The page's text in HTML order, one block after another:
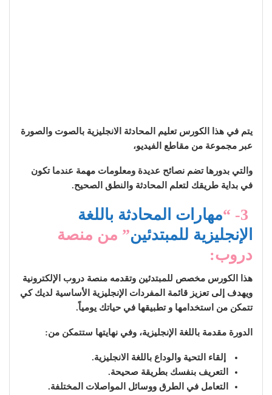
يتم في هذا الكورس تعليم المحادثة الانجليزية بالصوت والصورة
عبر مجموعة من مقاطع الفيديو،
والتي بدورها تضم نصائح عديدة ومعلومات مهمة عندما تكون
في بداية طريقك لتعلم المحادثة والنطق الصحيح.
مهارات المحادثة باللغة
الإنجليزية للمبتدئين” من منصة
دروب:
هذا الكورس مخصص للمبتدئين وتقدمه منصة دروب الإلكترونية
ويهدف إلى تعزيز قائمة المفردات الإنجليزية الأساسية لديك كي
تتمكن من استخدامها و تطبيقها في حياتك يومياً.
الدورة مقدمة باللغة الإنجليزية، وفي نهايتها ستتمكن من:
إلقاء التحية والوداع باللغة الانجليزية.
التعريف بنفسك بطريقة صحيحة.
التعامل في الطرق ووسائل المواصلات المختلفة.